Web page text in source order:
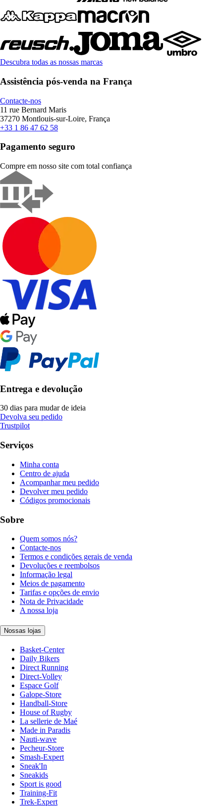
Descubra todas as nossas marcas
Assistência pós-venda na França
Contacte-nos
11 rue Bernard Maris
37270 Montlouis-sur-Loire, França
+33 1 86 47 62 58
Pagamento seguro
Compre em nosso site com total confiança
Entrega e devolução
30 dias para mudar de ideia
Devolva seu pedido
Trustpilot
Serviços
Minha conta
Centro de ajuda
Acompanhar meu pedido
Devolver meu pedido
Códigos promocionais
Sobre
Quem somos nós?
Contacte-nos
Termos e condições gerais de venda
Devoluções e reembolsos
Informação legal
Meios de pagamento
Tarifas e opções de envio
Nota de Privacidade
A nossa loja
Nossas lojas
Basket-Center
Daily Bikers
Direct Running
Direct-Volley
Espace Golf
Galope-Store
Handball-Store
House of Rugby
La sellerie de Maé
Made in Paradis
Nauti-wave
Pecheur-Store
Smash-Expert
Sneak'In
Sneakids
Sport is good
Training-Fit
Trek-Expert